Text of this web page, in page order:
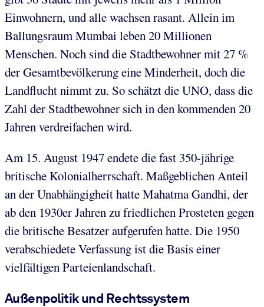
Einwohnern, und alle wachsen rasant. Allein im
Ballungsraum Mumbai leben 20 Millionen
Menschen. Noch sind die Stadtbewohner mit 27 %
der Gesamtbevölkerung eine Minderheit, doch die
Landflucht nimmt zu. So schätzt die UNO, dass die
Zahl der Stadtbewohner sich in den kommenden 20
Jahren verdreifachen wird.
Am 15. August 1947 endete die fast 350-jährige
britische Kolonialherrschaft. Maßgeblichen Anteil
an der Unabhängigheit hatte Mahatma Gandhi, der
ab den 1930er Jahren zu friedlichen Prosteten gegen
die britische Besatzer aufgerufen hatte. Die 1950
verabschiedete Verfassung ist die Basis einer
vielfältigen Parteienlandschaft.
Außenpolitik und Rechtssystem